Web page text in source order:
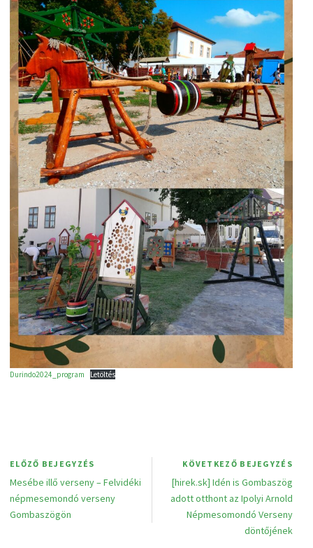
Durindo2024_program Letöltés
ELŐZŐ BEJEGYZÉS
Mesébe illő verseny – Felvidéki
népmesemondó verseny
Gombaszögön
KÖVETKEZŐ BEJEGYZÉS
[hirek.sk] Idén is Gombaszög
adott otthont az Ipolyi Arnold
Népmesomondó Verseny
döntőjének